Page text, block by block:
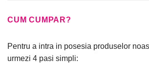
CUM CUMPAR?
Pentru a intra in posesia produselor
urmezi 4 pasi simpli: